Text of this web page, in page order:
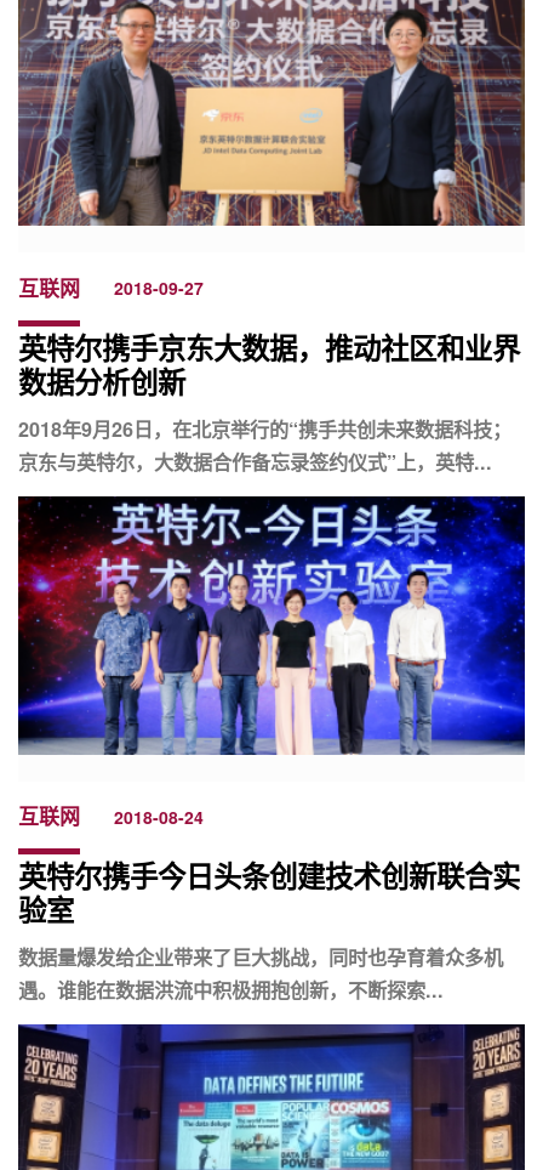
互联网 2018-09-27
英特尔携手京东大数据，推动社区和业界
数据分析创新
2018年9月26日，在北京举行的“携手共创未来数据科技；
京东与英特尔，大数据合作备忘录签约仪式”上，英特...
互联网 2018-08-24
英特尔携手今日头条创建技术创新联合实
验室
数据量爆发给企业带来了巨大挑战，同时也孕育着众多机
遇。谁能在数据洪流中积极拥抱创新，不断探索...